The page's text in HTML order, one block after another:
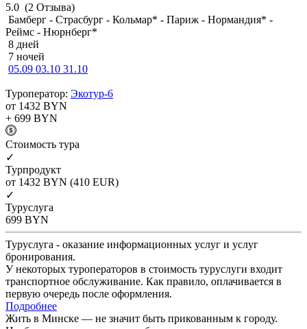
5.0 (2 Отзыва)
Бамберг - Страсбург - Кольмар* - Париж - Нормандия* -
Реймс - Нюрнберг*
8 дней
7 ночей
05.09 03.10 31.10
Туроператор: Экотур-6
от 1432 BYN
+ 699 BYN
Cтоимость тура
✓
Турпродукт
от 1432 BYN (410 EUR)
✓
Туруслуга
699 BYN
Туруслуга - оказание информационных услуг и услуг
бронирования.
У некоторых туроператоров в стоимость туруслуги входит
транспортное обслуживание. Как правило, оплачивается в
первую очередь после оформления.
Подробнее
Жить в Минске — не значит быть прикованным к городу.